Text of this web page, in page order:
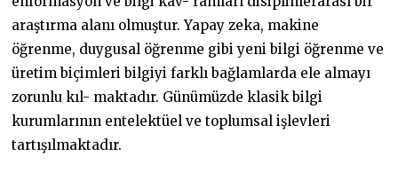
araştırma alanı olmuştur. Yapay zeka, makine
öğrenme, duygusal öğrenme gibi yeni bilgi öğrenme ve
üretim biçimleri bilgiyi farklı bağlamlarda ele almayı
zorunlu kıl- maktadır. Günümüzde klasik bilgi
kurumlarının entelektüel ve toplumsal işlevleri
tartışılmaktadır.